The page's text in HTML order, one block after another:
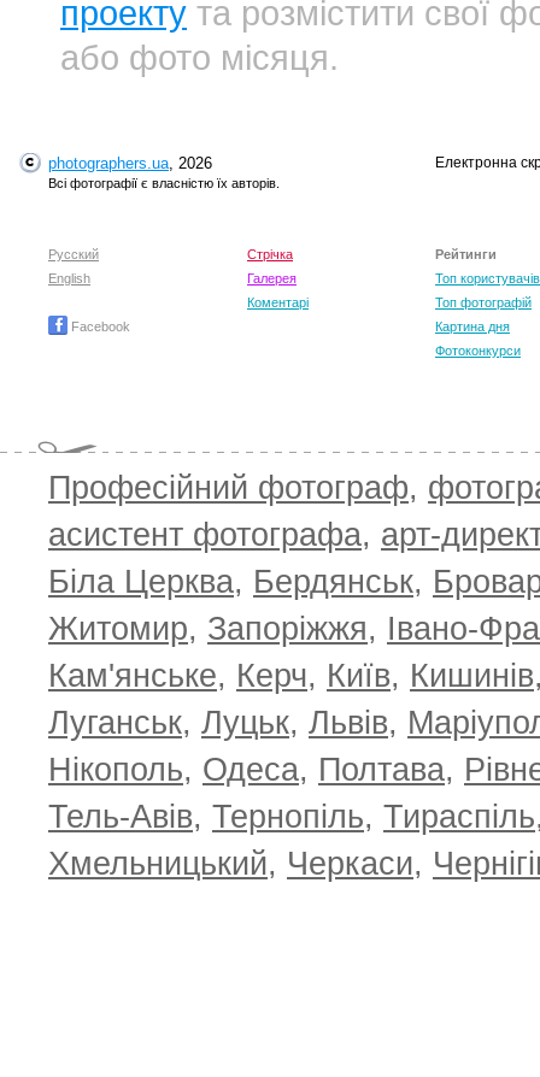
проекту та розмістити свої
або фото місяця.
photographers.ua, 2026
Всі фотографії є власністю їх авторів.
Електронна
Русский
English
Facebook
Стрічка
Галерея
Коментарі
Рейтинги
Топ користувачів
Топ фотографій
Картина дня
Фотоконкурси
Професійний фотограф,
асистент фотографа, арт-
Біла Церква, Бердянськ,
Житомир, Запоріжжя, Івано-
Кам'янське, Керч, Київ, Кишинів
Луганськ, Луцьк, Львів,
Нікополь, Одеса, Полтава,
Тель-Авів, Тернопіль, Тираспіль
Хмельницький, Черкаси,